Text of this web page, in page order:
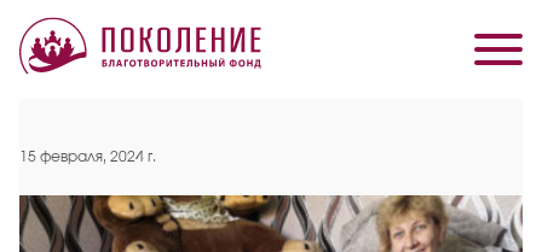
15 февраля, 2024 г.